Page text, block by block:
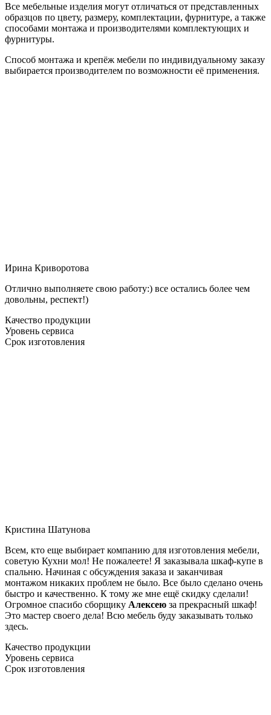
Все мебельные изделия могут отличаться от представленных
образцов по цвету, размеру, комплектации, фурнитуре, а также
способами монтажа и производителями комплектующих и
фурнитуры.
Способ монтажа и крепёж мебели по индивидуальному заказу
выбирается производителем по возможности её применения.
Ирина Криворотова
Отлично выполняете свою работу:) все остались более чем
довольны, респект!)
Качество продукции
Уровень сервиса
Срок изготовления
Кристина Шатунова
Всем, кто еще выбирает компанию для изготовления мебели,
советую Кухни мол! Не пожалеете! Я заказывала шкаф-купе в
спальню. Начиная с обсуждения заказа и заканчивая
монтажом никаких проблем не было. Все было сделано очень
быстро и качественно. К тому же мне ещё скидку сделали!
Огромное спасибо сборщику Алексею за прекрасный шкаф!
Это мастер своего дела! Всю мебель буду заказывать только
здесь.
Качество продукции
Уровень сервиса
Срок изготовления